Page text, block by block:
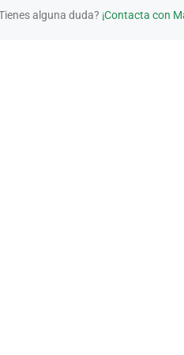
alguna duda? ¡Contacta con